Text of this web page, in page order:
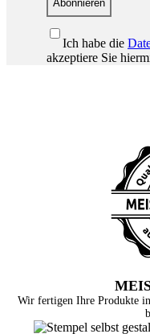
Abonnieren
Ich habe die
akzeptiere Sie
Wir fertigen Ihre Produkte